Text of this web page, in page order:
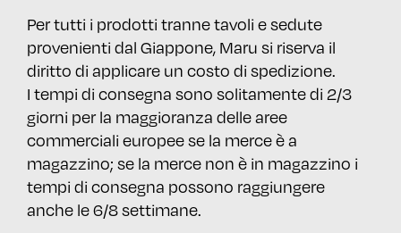
Per tutti i prodotti tranne tavoli e sedute
provenienti dal Giappone, Maru si riserva il
diritto di applicare un costo di spedizione.
I tempi di consegna sono solitamente di 2/3
giorni per la maggioranza delle aree
commerciali europee se la merce è a
magazzino; se la merce non è in magazzino i
tempi di consegna possono raggiungere
anche le 6/8 settimane.